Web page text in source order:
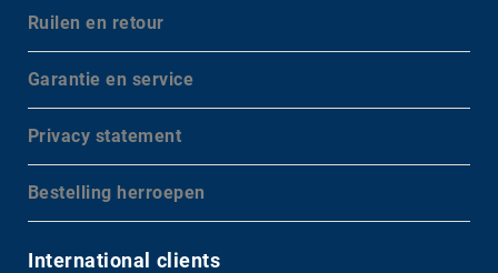
Ruilen en retour
Garantie en service
Privacy statement
Bestelling herroepen
International clients